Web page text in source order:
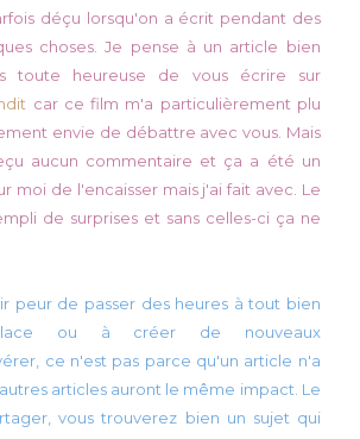
déçu lorsqu'on a écrit pendant des
choses. Je pense à un article bien
toute heureuse de vous écrire sur
car ce film m'a particulièrement plu
envie de débattre avec vous. Mais
aucun commentaire et ça a été un
moi de l'encaisser mais j'ai fait avec. Le
de surprises et sans celles-ci ça ne
peur de passer des heures à tout bien
ou à créer de nouveaux
ce n'est pas parce qu'un article n'a
articles auront le même impact. Le
vous trouverez bien un sujet qui